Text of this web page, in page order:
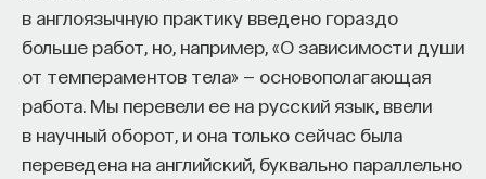
в англоязычную практику введено гораздо
больше работ, но, например, «О зависимости души
от темпераментов тела» — основополагающая
работа. Мы перевели ее на русский язык, ввели
в научный оборот, и она только сейчас была
переведена на английский, буквально параллельно